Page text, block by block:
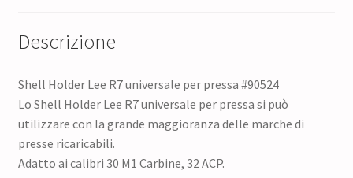
Descrizione
Shell Holder Lee R7 universale per pressa #90524
Lo Shell Holder Lee R7 universale per pressa si può
utilizzare con la grande maggioranza delle marche di
presse ricaricabili.
Adatto ai calibri 30 M1 Carbine, 32 ACP.